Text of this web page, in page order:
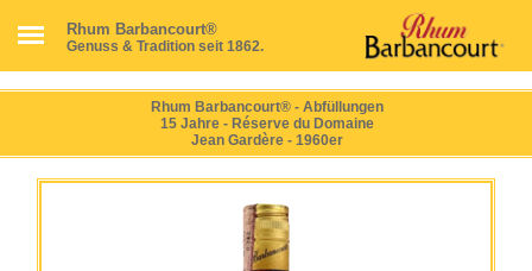
Rhum Barbancourt®
Genuss & Tradition seit 1862.
Rhum Barbancourt® - Abfüllungen
15 Jahre - Réserve du Domaine
Jean Gardère - 1960er